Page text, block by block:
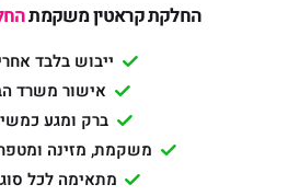
החלקת קראטין משקמתהחל
ייבוש בלבד
אישור משרד
ברק ומגע
משקמת, מזינה
מתאימה לכל